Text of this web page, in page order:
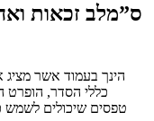
ס”מלב זכאות
הינך בעמוד אשר מציג
כללי הסדר, הופרט
טפסים שיכולים לשמש